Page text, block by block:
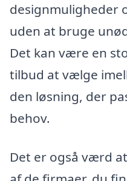
designmuligheder
uden at bruge
Det kan være en
tilbud at vælge
den løsning, der
behov.
Det er også værd